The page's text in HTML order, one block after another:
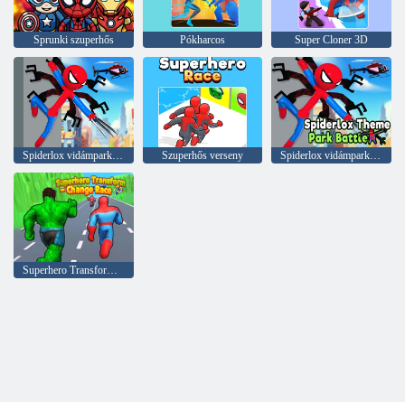
Sprunki szuperhős Pókharcos Super Cloner 3D
Spiderlox vidámparki csata Szuperhős verseny Spiderlox vidámparki csata
Superhero Transform – Change Race